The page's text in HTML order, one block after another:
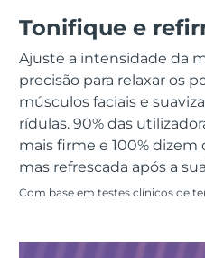
Tonifique e
Ajuste a intensidade da
precisão para relaxar os
músculos faciais e
rídulas. 90% das
mais firme e 100% dizem
mas refrescada após a
Com base em testes clínicos de